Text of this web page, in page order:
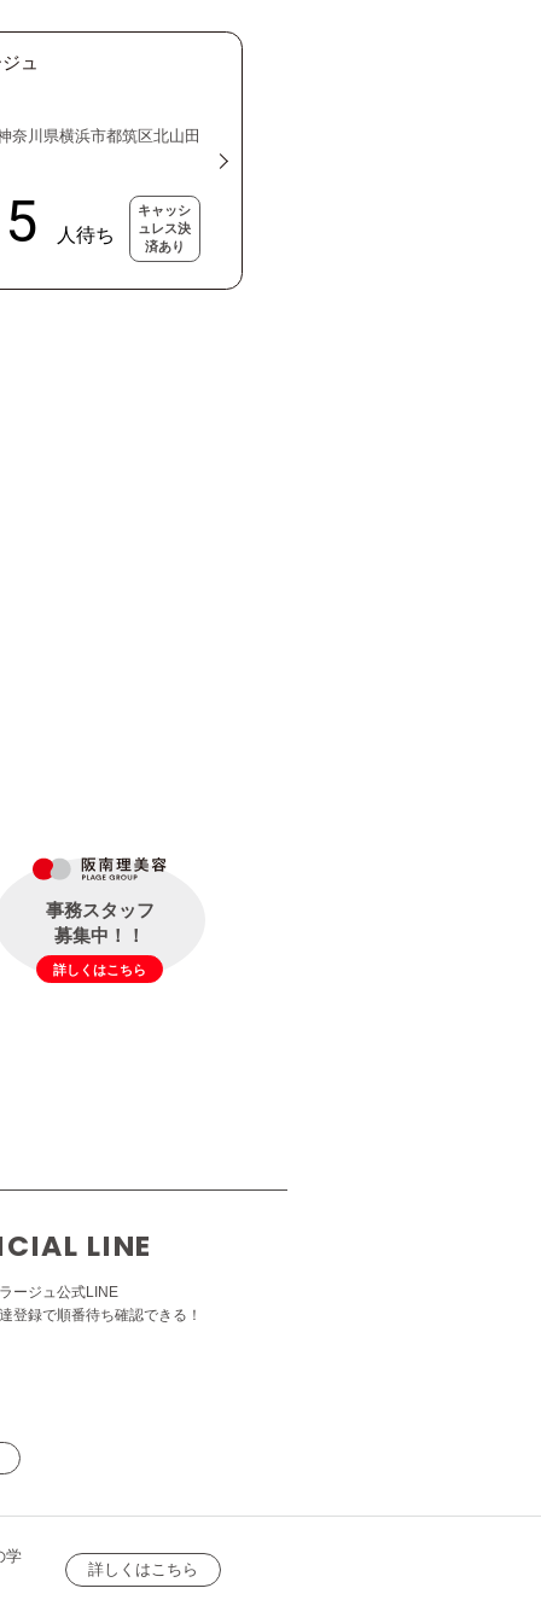
ュ
奈川県横浜市都筑区北山田
キャッシ
ュレス決
済あり
事務スタッフ
募集中！！
詳しくはこちら
LINE
ージュ公式LINE
登録で順番待ち確認できる！
学
詳しくはこちら